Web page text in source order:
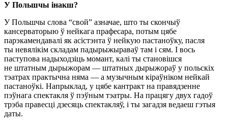
У Польшчы інакш?
У Польшчы слова “свой” азначае, што ты скончыў
кансерваторыю ў нейкага прафесара, потым цябе
парэкамендавалі як асістэнта ў нейкую пастаноўку, пасля
ты невялікім складам падырыжыраваў там і сям. І вось
паступова надыходзіць момант, калі ты становішся
не штатным дырыжорам — штатных дырыжораў у польскіх
тэатрах практычна няма — а музычным кіраўніком нейкай
пастаноўкі. Напрыклад, у цябе кантракт на правядзенне
пэўнага спектакля ў пэўным тэатры. На працягу двух гадоў
трэба правесці дзесяць спектакляў, і ты загадзя ведаеш гэтыя
даты.